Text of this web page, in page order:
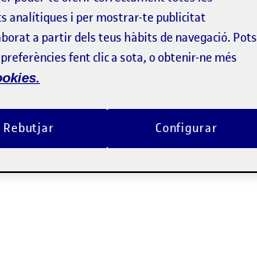
analítiques i per mostrar-te publicitat
a partir dels teus hàbits de navegació. Pots
fent clic a sota, o obtenir-ne més
Rebutjar Configurar